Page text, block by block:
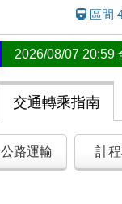
區間
2026/08/07 20:59
交通轉乘指南
公路運輸 計